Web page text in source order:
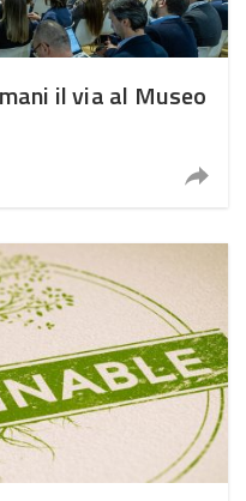
il via al Museo